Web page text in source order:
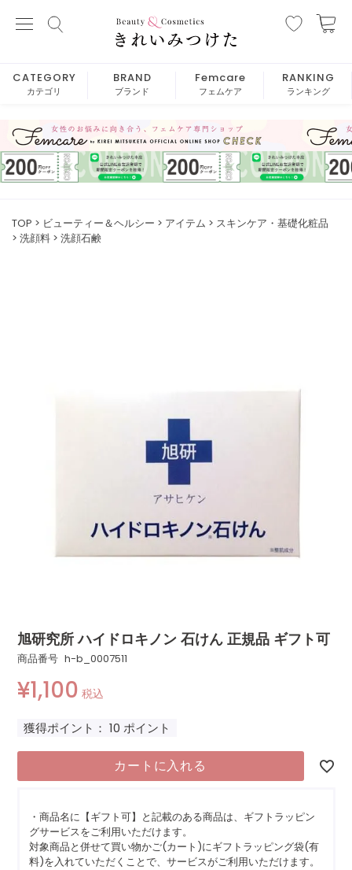
CATEGORY
カテゴリ
BRAND
ブランド
Femcare
フェムケア
RANKING
ランキング
TOP ビューティー＆ヘルシー アイテム
スキンケア・基礎化粧品
洗顔料
洗顔石鹸
旭研究所 ハイドロキノン 石けん 正規品 ギフト可
商品番号 h-b_0007511
¥1,100 税込
獲得ポイント： 10 ポイント
カートに入れる
・商品名に【ギフト可】と記載のある商品は、ギフトラッピン
グサービスをご利用いただけます。
対象商品と併せて買い物かご(カート)にギフトラッピング袋(有
料)を入れていただくことで、サービスがご利用いただけます。